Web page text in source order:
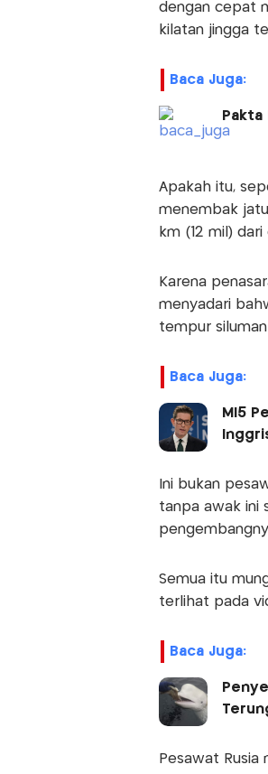
dengan cepat
kilatan jingga
Baca Juga:
Apakah itu,
menembak
km (12 mil)
Karena
menyadari
tempur siluman
Baca Juga:
MI5
Ini bukan
tanpa awak ini
Semua itu
terlihat pada
Baca Juga:
Pesawat